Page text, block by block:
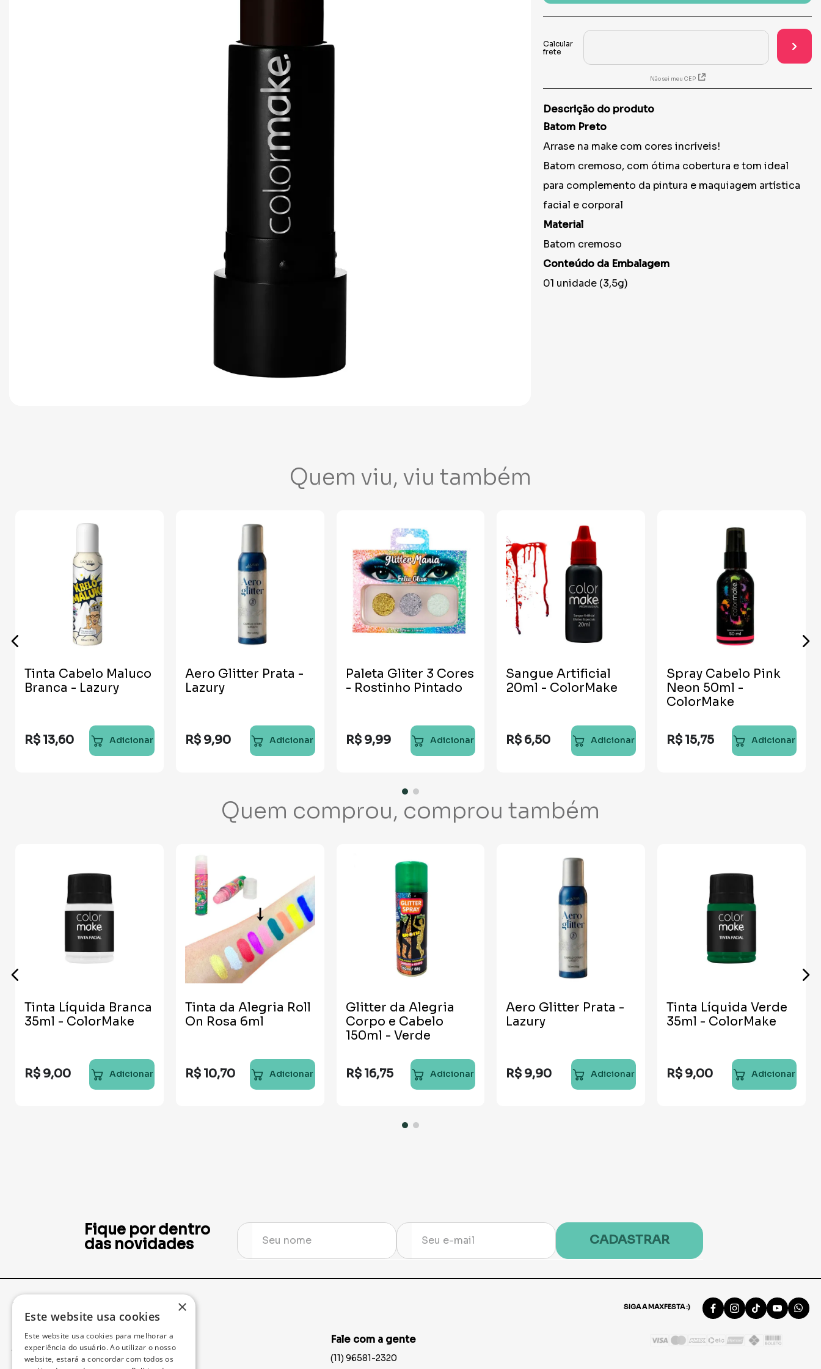
toalha
Não sei meu CEP
Descrição do produto
Batom Preto
Arrase na make com cores incríveis!
Batom cremoso, com ótima cobertura e tom ideal
para complemento da pintura e maquiagem artística
facial e corporal
Material
Batom cremoso
Conteúdo da Embalagem
01 unidade (3,5g)
Quem viu, viu também
Tinta Cabelo Maluco
Branca - Lazury
R$ 13,60 Adicionar
Aero Glitter Prata -
Lazury
R$ 9,90 Adicionar
Paleta Gliter 3 Cores
- Rostinho Pintado
R$ 9,99 Adicionar
Sangue Artificial
20ml - ColorMake
R$ 6,50 Adicionar
Spray Cabelo Pink
Neon 50ml -
ColorMake
R$ 15,75 Adicionar
Quem comprou, comprou também
Tinta Líquida Branca
35ml - ColorMake
R$ 9,00 Adicionar
Tinta da Alegria Roll
On Rosa 6ml
R$ 10,70 Adicionar
Glitter da Alegria
Corpo e Cabelo
150ml - Verde
R$ 16,75 Adicionar
Aero Glitter Prata -
Lazury
R$ 9,90 Adicionar
Tinta Líquida Verde
35ml - ColorMake
R$ 9,00 Adicionar
Fique por dentro
das novidades
CADASTRAR
Institucional SIGA A MAXFESTA :)
Acompanhe seu Pedido
Fale com a gente
(11) 96581-2320
×
Este website usa cookies
Este website usa cookies para melhorar a
experiência do usuário. Ao utilizar o nosso
website, estará a concordar com todos os